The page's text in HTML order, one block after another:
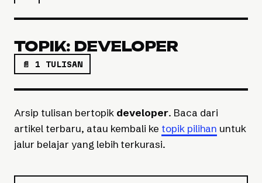
TOPIK: DEVELOPER
📄 1 TULISAN
Arsip tulisan bertopik developer. Baca dari
artikel terbaru, atau kembali ke topik pilihan untuk
jalur belajar yang lebih terkurasi.